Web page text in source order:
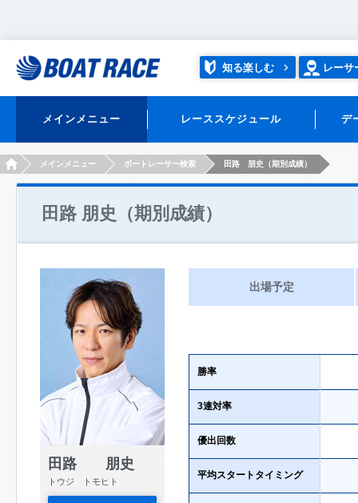
知る楽しむ レーサ
メインメニュー レーススケジュール デ
HOMEメインメニュー ボートレーサー検索 田路 朋史（期別成績）
田路 朋史（期別成績）
田路 朋史
トウジ トモヒト
出場予定
勝率
3連対率
優出回数
平均スタートタイミング